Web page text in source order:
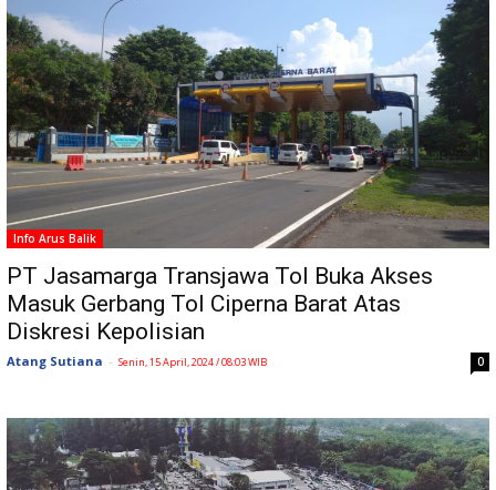
Info Arus Balik
PT Jasamarga Transjawa Tol Buka Akses
Masuk Gerbang Tol Ciperna Barat Atas
Diskresi Kepolisian
Atang Sutiana - Senin, 15 April, 2024 / 08:03 WIB 0